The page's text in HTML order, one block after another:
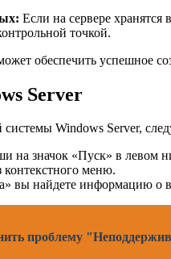
Если на сервере
точкой.
обеспечить успешное
Server
Windows Server,
на значок «Пуск» в левом
меню.
вы найдете информацию о
проблему